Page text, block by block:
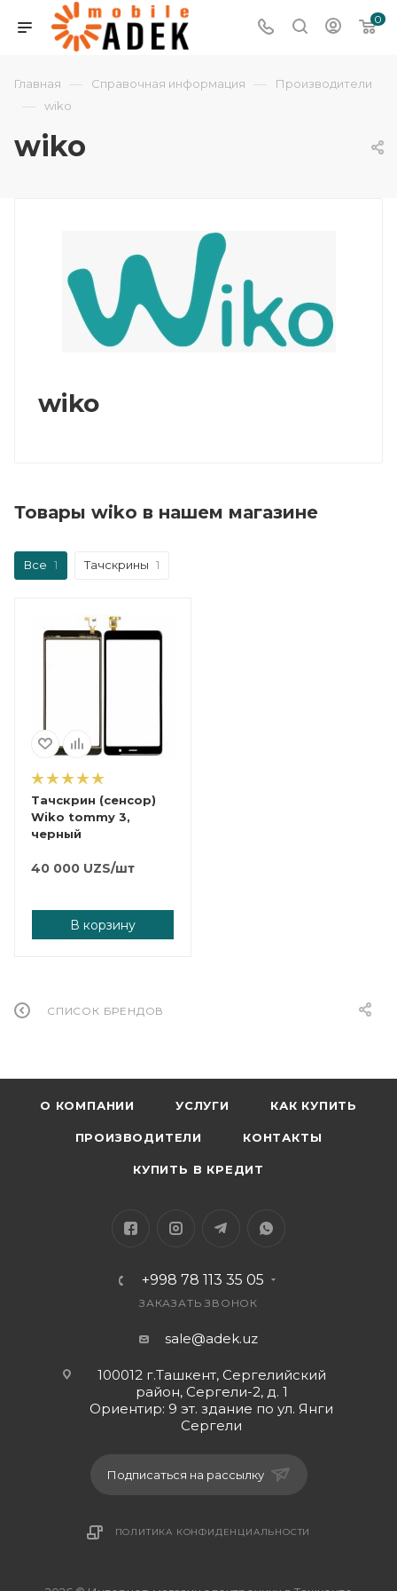
0
Главная — Справочная информация — Производители
— wiko
wiko
wiko
Товары wiko в нашем магазине
Все 1 Тачскрины 1
Тачскрин (сенсор)
Wiko tommy 3,
черный
40 000 UZS/шт
В корзину
СПИСОК БРЕНДОВ
О КОМПАНИИ УСЛУГИ КАК КУПИТЬ
ПРОИЗВОДИТЕЛИ КОНТАКТЫ
КУПИТЬ В КРЕДИТ
+998 78 113 35 05
ЗАКАЗАТЬ ЗВОНОК
sale@adek.uz
100012 г.Ташкент, Сергелийский
район, Сергели-2, д. 1
Ориентир: 9 эт. здание по ул. Янги
Сергели
Подписаться на рассылку
ПОЛИТИКА КОНФИДЕНЦИАЛЬНОСТИ